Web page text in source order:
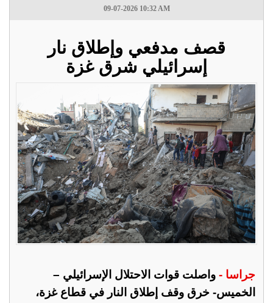
09-07-2026 10:32 AM
قصف مدفعي وإطلاق نار
إسرائيلي شرق غزة
جراسا - واصلت قوات الاحتلال الإسرائيلي –
الخميس- خرق وقف إطلاق النار في قطاع غزة،